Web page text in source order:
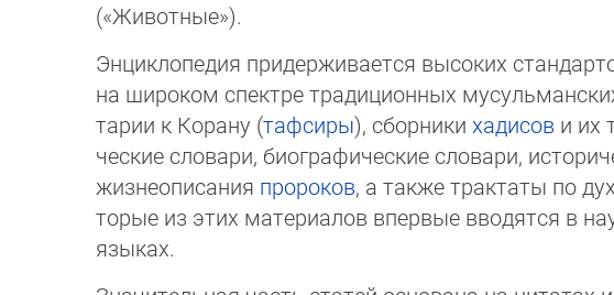
(«Животные»).
Энциклопедия придерживается высоких
на широком спектре традиционных
та­рии к Корану (тафсиры), сборники хадисов и их
чес­кие словари, биографические словари,
жизне­опи­сания пророков, а также трактаты по
торые из этих материалов впервые вводятся в
язы­ках.